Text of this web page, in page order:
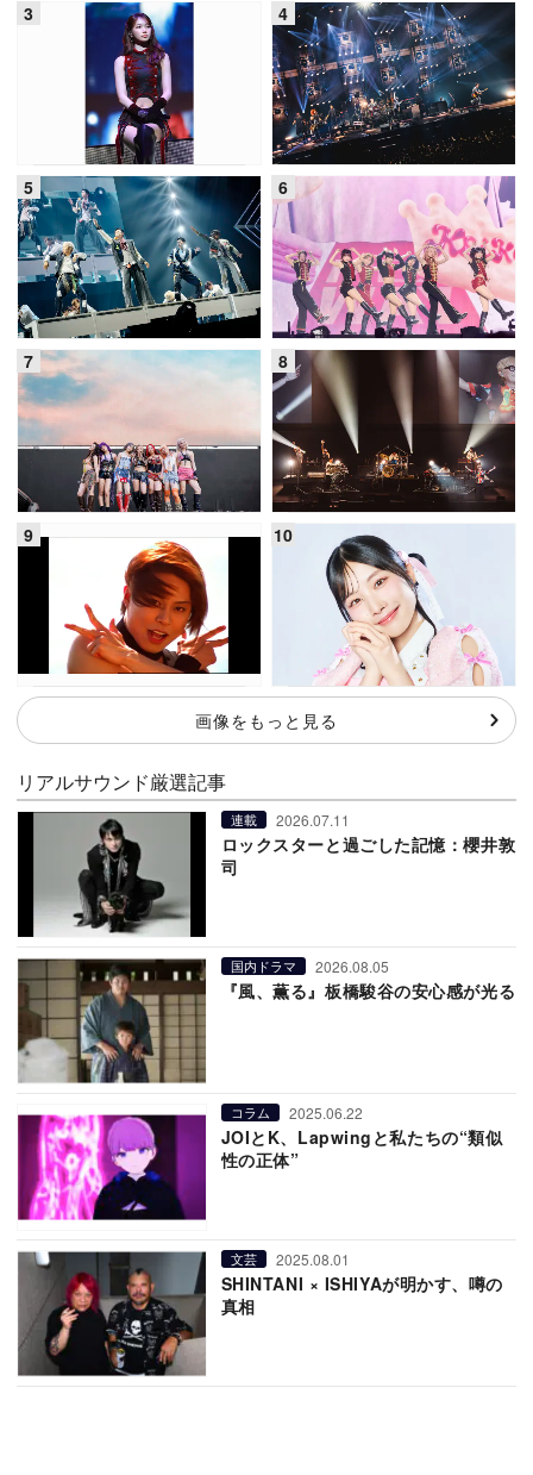
画像をもっと見る
リアルサウンド厳選記事
連載 2026.07.11
ロックスターと過ごした記憶：櫻井敦
司
国内ドラマ 2026.08.05
『風、薫る』板橋駿谷の安心感が光る
コラム 2025.06.22
JOIとK、Lapwingと私たちの“類似
性の正体”
文芸 2025.08.01
SHINTANI × ISHIYAが明かす、噂の
真相